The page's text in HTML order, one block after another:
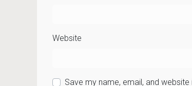
Website
Save my name, email, and